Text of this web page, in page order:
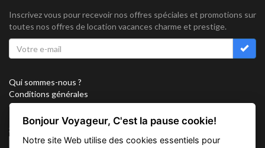
Inscrivez vous pour recevoir nos offres spéciales et promotions sur
toutes nos offres de location vacances charme et prestige.
Qui sommes-nous ?
Conditions générales
Confidentialité
Partenariat
Sitemap
Cookies
Bonjour Voyageur, C'est la pause cookie!
Notre site Web utilise des cookies essentiels pour